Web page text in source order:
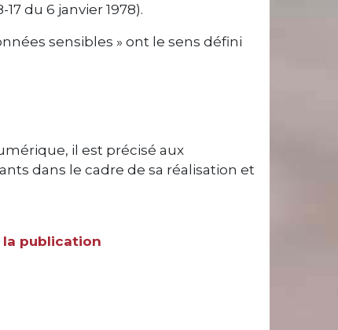
du 6 janvier 1978).
sensibles » ont le sens défini
il est précisé aux
dans le cadre de sa réalisation et
la publication